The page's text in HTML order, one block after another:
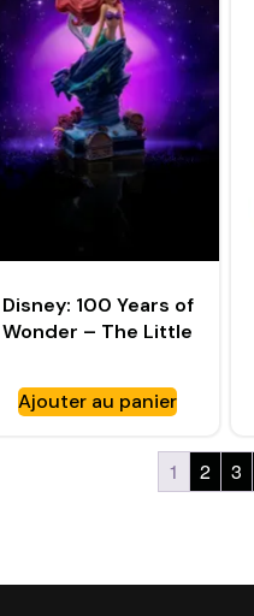
Disney: 100 Years of
Wonder – The Little
Statue – IRON
STUDIOS
Ajouter au panier
1 2 3